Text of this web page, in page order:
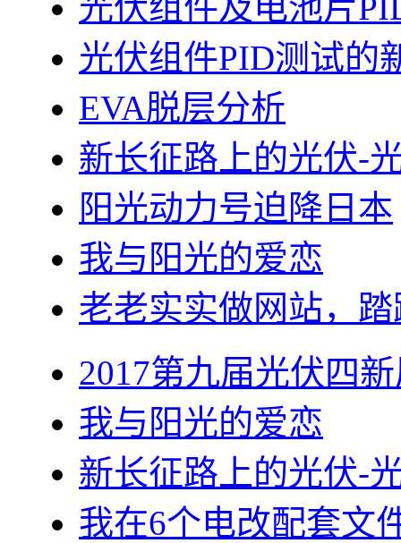
光伏组件PID测试的
EVA脱层分析
新长征路上的光伏-
阳光动力号迫降日本
我与阳光的爱恋
老老实实做网站，
2017第九届光伏四
我与阳光的爱恋
新长征路上的光伏-
我在6个电改配套文